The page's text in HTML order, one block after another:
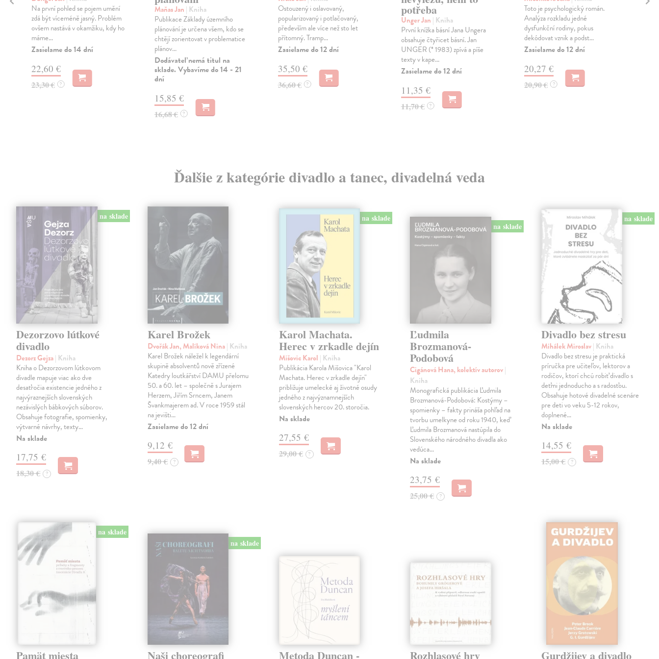
Na první pohled se pojem umění
zdá být víceméně jasný. Problém
ovšem nastává v okamžiku, kdy ho
máme...
Zasielame do 14 dní
22,60 €
23,30 € ?
Maňas Jan | Kniha
Publikace Základy územního
plánování je určena všem, kdo se
chtějí zorientovat v problematice
plánov...
Dodávateľ nemá titul na
sklade. Vybavíme do 14 - 21
dní
15,85 €
16,68 € ?
Ostouzený i oslavovaný,
popularizovaný i potlačovaný,
především ale více než sto let
přítomný. Tramp...
Zasielame do 12 dní
35,50 €
36,60 € ?
potřeba
Unger Jan | Kniha
První knížka básní Jana Ungera
obsahuje čtyřicet básní. Jan
UNGER (* 1983) zpívá a píše
texty v kape...
Zasielame do 12 dní
11,35 €
11,70 € ?
Toto je psychologický román.
Analýza rozkladu jedné
dysfunkční rodiny, pokus
dekódovat vznik a podst...
Zasielame do 12 dní
20,27 €
20,90 € ?
Ďalšie z kategórie divadlo a tanec, divadelná veda
na sklade
Dezorzovo lútkové
divadlo
Dezorz Gejza| Kniha
Kniha o Dezorzovom lútkovom
divadle mapuje viac ako dve
desaťročia existencie jedného z
najvýraznejších slovenských
nezávislých bábkových súborov.
Obsahuje fotografie, spomienky,
výtvarné návrhy, texty…
Na sklade
17,75 €
18,30 € ?
Karel Brožek
Dvořák Jan, Malíková Nina| Kniha
Karel Brožek náležel k legendární
skupině absolventů nově zřízené
Katedry loutkářství DAMU přelomu
50. a 60. let – společně s Jurajem
Herzem, Jiřím Srncem, Janem
Švankmajerem ad. V roce 1959 stál
na jevišti…
Zasielame do 12 dní
9,12 €
9,40 € ?
na sklade
Karol Machata.
Herec v zrkadle dejín
Mišovic Karol | Kniha
Publikácia Karola Mišovica "Karol
Machata. Herec v zrkadle dejín"
približuje umelecké aj životné osudy
jedného z najvýznamnejších
slovenských hercov 20. storočia.
Na sklade
27,55 €
29,00 € ?
na sklade
Ľudmila
Brozmanová-
Podobová
Cigánová Hana, kolektív autorov|
Kniha
Monografická publikácia Ľudmila
Brozmanová-Podobová: Kostýmy –
spomienky – fakty prináša pohľad na
tvorbu umelkyne od roku 1940, keď
Ľudmila Brozmanová nastúpila do
Slovenského národného divadla ako
vedúca…
Na sklade
23,75 €
25,00 € ?
na sklade
Divadlo bez stresu
Mihálek Miroslav| Kniha
Divadlo bez stresu je praktická
príručka pre učiteľov, lektorov a
rodičov, ktorí chcú robiť divadlo s
deťmi jednoducho a s radosťou.
Obsahuje hotové divadelné scenáre
pre deti vo veku 5-12 rokov,
doplnené…
Na sklade
14,55 €
15,00 € ?
na sklade
Pamät miesta
na sklade
Naši choreografi Metoda Duncan - Rozhlasové hry Gurdžijev a divadlo